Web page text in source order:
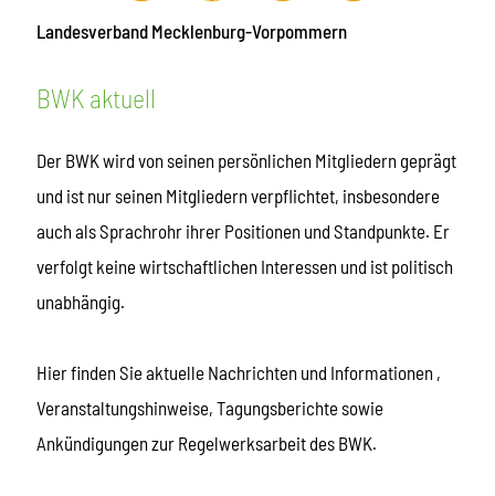
Landesverband Mecklenburg-Vorpommern
BWK aktuell
Der BWK wird von seinen persönlichen Mitgliedern geprägt
und ist nur seinen Mitgliedern verpflichtet, insbesondere
auch als Sprachrohr ihrer Positionen und Standpunkte. Er
verfolgt keine wirtschaftlichen Interessen und ist politisch
unabhängig.
Hier finden Sie aktuelle Nachrichten und Informationen ,
Veranstaltungshinweise, Tagungsberichte sowie
Ankündigungen zur Regelwerksarbeit des BWK.